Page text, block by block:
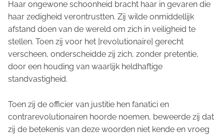
Haar ongewone schoonheid bracht haar in gevaren die
haar zedigheid verontrustten. Zij wilde onmiddellijk
afstand doen van de wereld om zich in veiligheid te
stellen. Toen zij voor het [revolutionaire] gerecht
verscheen, onderscheidde zij zich, zonder pretentie,
door een houding van waarlijk heldhaftige
standvastigheid.
Toen zij de officier van justitie hen fanatici en
contrarevolutionairen hoorde noemen, beweerde zij dat
zij de betekenis van deze woorden niet kende en vroeg